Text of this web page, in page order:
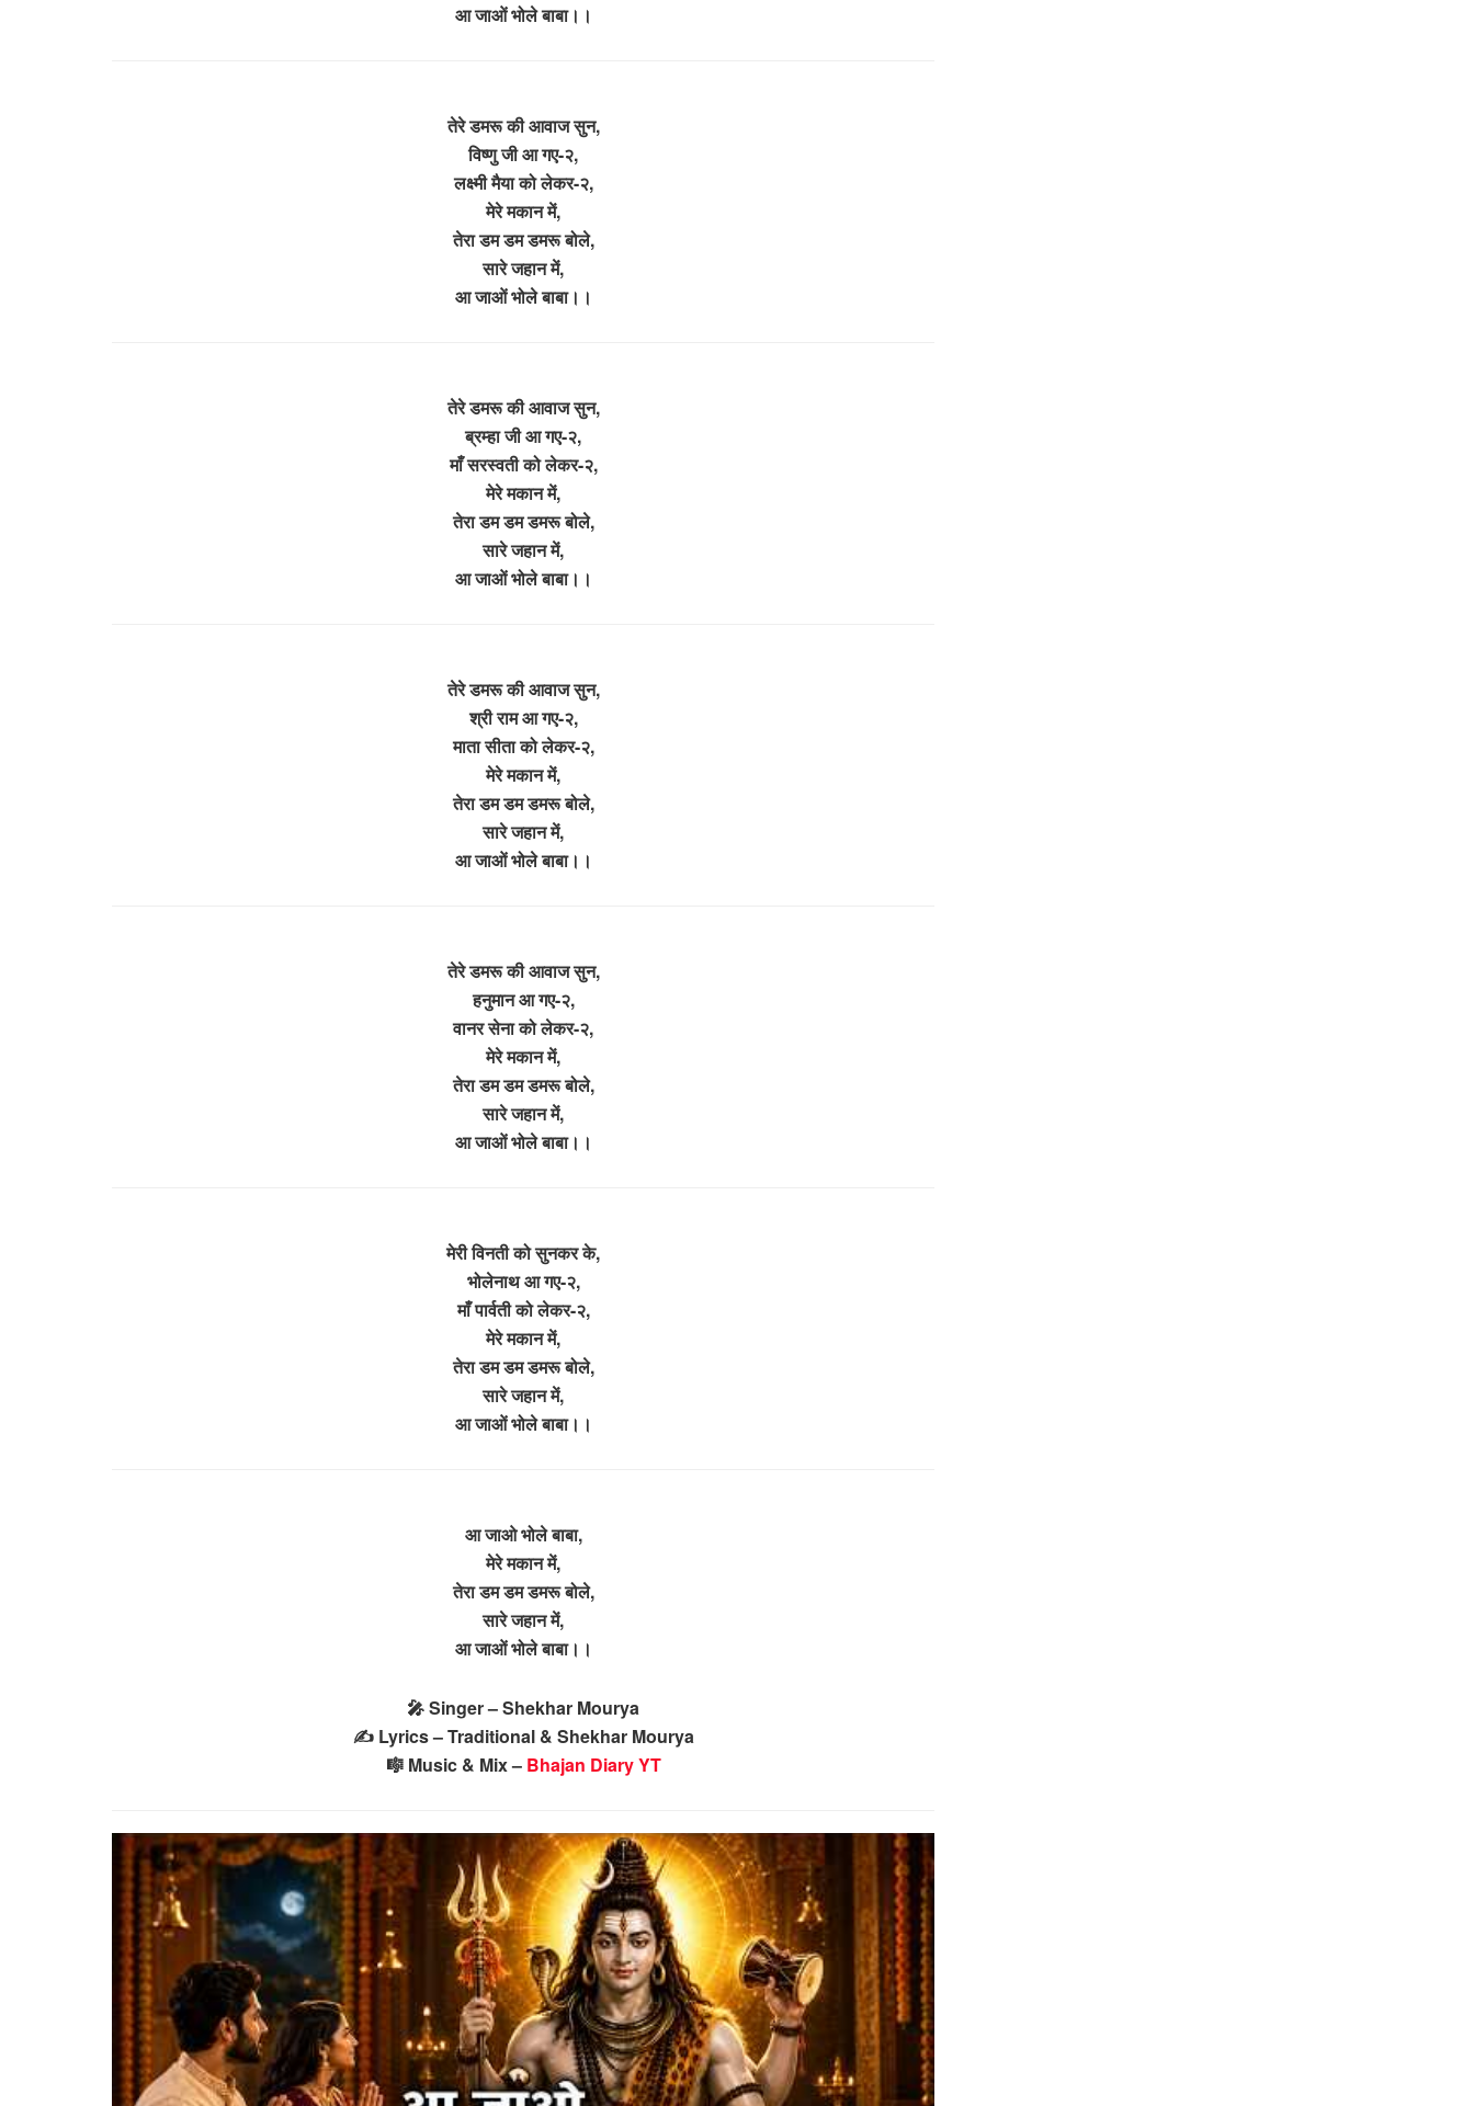
आ जाओं भोले बाबा।।
तेरे डमरू की आवाज सुन,
विष्णु जी आ गए-२,
लक्ष्मी मैया को लेकर-२,
मेरे मकान में,
तेरा डम डम डमरू बोले,
सारे जहान में,
आ जाओं भोले बाबा।।
तेरे डमरू की आवाज सुन,
ब्रम्हा जी आ गए-२,
माँ सरस्वती को लेकर-२,
मेरे मकान में,
तेरा डम डम डमरू बोले,
सारे जहान में,
आ जाओं भोले बाबा।।
तेरे डमरू की आवाज सुन,
श्री राम आ गए-२,
माता सीता को लेकर-२,
मेरे मकान में,
तेरा डम डम डमरू बोले,
सारे जहान में,
आ जाओं भोले बाबा।।
तेरे डमरू की आवाज सुन,
हनुमान आ गए-२,
वानर सेना को लेकर-२,
मेरे मकान में,
तेरा डम डम डमरू बोले,
सारे जहान में,
आ जाओं भोले बाबा।।
मेरी विनती को सुनकर के,
भोलेनाथ आ गए-२,
माँ पार्वती को लेकर-२,
मेरे मकान में,
तेरा डम डम डमरू बोले,
सारे जहान में,
आ जाओं भोले बाबा।।
आ जाओ भोले बाबा,
मेरे मकान में,
तेरा डम डम डमरू बोले,
सारे जहान में,
आ जाओं भोले बाबा।।
🎤 Singer – Shekhar Mourya
✍️ Lyrics – Traditional & Shekhar Mourya
🎼 Music & Mix – Bhajan Diary YT